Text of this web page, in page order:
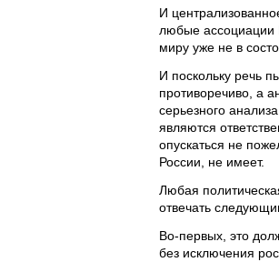
И
любые ассоциации
миру уже не в
И поскольку речь
противоречиво, а
серьезного
являются
опускаться не
России, не имеет.
Любая
отвечать
Во-первых, это
без исключения